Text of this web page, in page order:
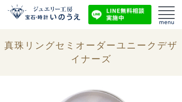
真珠リングセミオーダーユニークデザ
イナーズ